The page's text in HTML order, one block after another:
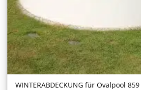
WINTERABDECKUNG für Ovalpool